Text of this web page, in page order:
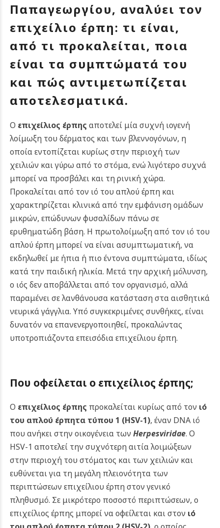
Παπαγεωργίου, αναλύει τον
επιχείλιο έρπη: τι είναι,
από τι προκαλείται, ποια
είναι τα συμπτώματά του
και πώς αντιμετωπίζεται
αποτελεσματικά.
Ο επιχείλιος έρπης αποτελεί μία συχνή ιογενή
λοίμωξη του δέρματος και των βλεννογόνων, η
οποία εντοπίζεται κυρίως στην περιοχή των
χειλιών και γύρω από το στόμα, ενώ λιγότερο συχνά
μπορεί να προσβάλει και τη ρινική χώρα.
Προκαλείται από τον ιό του απλού έρπη και
χαρακτηρίζεται κλινικά από την εμφάνιση ομάδων
μικρών, επώδυνων φυσαλίδων πάνω σε
ερυθηματώδη βάση. Η πρωτολοίμωξη από τον ιό του
απλού έρπη μπορεί να είναι ασυμπτωματική, να
εκδηλωθεί με ήπια ή πιο έντονα συμπτώματα, ιδίως
κατά την παιδική ηλικία. Μετά την αρχική μόλυνση,
ο ιός δεν αποβάλλεται από τον οργανισμό, αλλά
παραμένει σε λανθάνουσα κατάσταση στα αισθητικά
νευρικά γάγγλια. Υπό συγκεκριμένες συνθήκες, είναι
δυνατόν να επανενεργοποιηθεί, προκαλώντας
υποτροπιάζοντα επεισόδια επιχείλιου έρπη.
Που οφείλεται ο επιχείλιος έρπης;
Ο επιχείλιος έρπης προκαλείται κυρίως από τον ιό
του απλού έρπητα τύπου 1 (HSV-1), έναν DNA ιό
που ανήκει στην οικογένεια των Herpesviridae. Ο
HSV-1 αποτελεί την συχνότερη αιτία λοιμώξεων
στην περιοχή του στόματος και των χειλιών και
ευθύνεται για τη μεγάλη πλειονότητα των
περιπτώσεων επιχείλιου έρπη στον γενικό
πληθυσμό. Σε μικρότερο ποσοστό περιπτώσεων, ο
επιχείλιος έρπης μπορεί να οφείλεται και στον ιό